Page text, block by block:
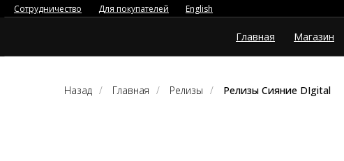
Главная Магазин
Сотрудничество Для покупателей English
Назад / Главная / Релизы / Релизы Сияние DIgital